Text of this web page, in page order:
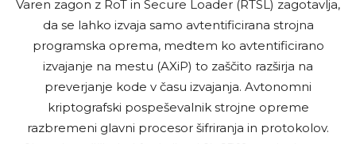
Varen zagon z RoT in Secure Loader (RTSL) zagotavlja,
da se lahko izvaja samo avtentificirana strojna
programska oprema, medtem ko avtentificirano
izvajanje na mestu (AXiP) to zaščito razširja na
preverjanje kode v času izvajanja. Avtonomni
kriptografski pospeševalnik strojne opreme
razbremeni glavni procesor šifriranja in protokolov.